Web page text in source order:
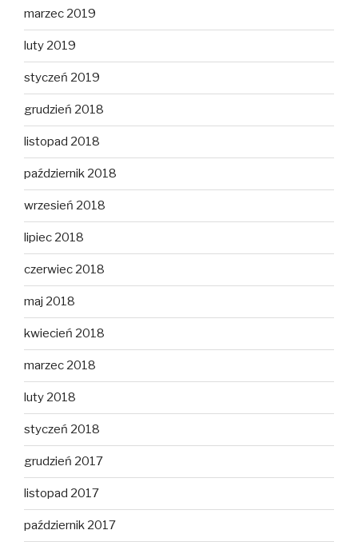
marzec 2019
luty 2019
styczeń 2019
grudzień 2018
listopad 2018
październik 2018
wrzesień 2018
lipiec 2018
czerwiec 2018
maj 2018
kwiecień 2018
marzec 2018
luty 2018
styczeń 2018
grudzień 2017
listopad 2017
październik 2017